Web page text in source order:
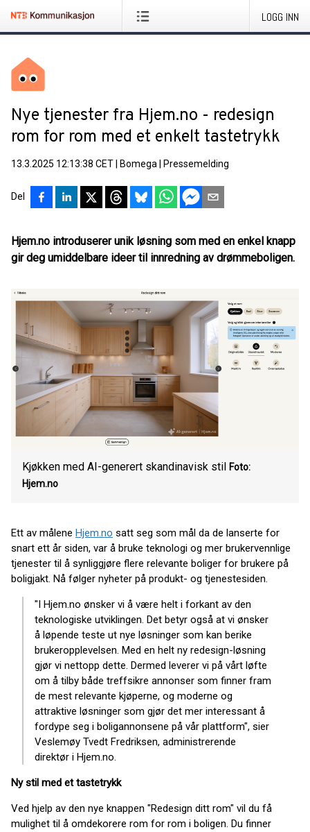
LOGG INN
Nye tjenester fra Hjem.no - redesign
rom for rom med et enkelt tastetrykk
13.3.2025 12:13:38 CET Bomega Pressemelding
Del
Hjem.no introduserer unik løsning som med en enkel knapp
gir deg umiddelbare ideer til innredning av drømmeboligen.
Kjøkken med AI-generert skandinavisk stil Foto:
Hjem.no
Ett av målene Hjem.no satt seg som mål da de lanserte for
snart ett år siden, var å bruke teknologi og mer brukervennlige
tjenester til å synliggjøre flere relevante boliger for brukere på
boligjakt. Nå følger nyheter på produkt- og tjenestesiden.
"I Hjem.no ønsker vi å være helt i forkant av den
teknologiske utviklingen. Det betyr også at vi ønsker
å løpende teste ut nye løsninger som kan berike
brukeropplevelsen. Med en helt ny redesign-løsning
gjør vi nettopp dette. Dermed leverer vi på vårt løfte
om å tilby både treffsikre annonser som finner fram
de mest relevante kjøperne, og moderne og
attraktive løsninger som gjør det mer interessant å
fordype seg i boligannonsene på vår plattform", sier
Veslemøy Tvedt Fredriksen, administrerende
direktør i Hjem.no.
Ny stil med et tastetrykk
Ved hjelp av den nye knappen "Redesign ditt rom" vil du få
mulighet til å omdekorere rom for rom i boligen. Du finner